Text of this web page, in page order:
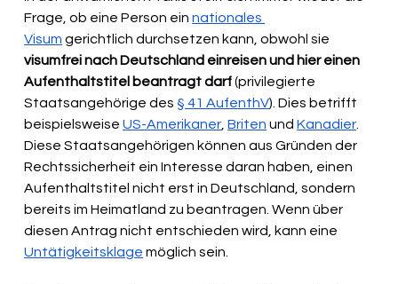
Frage, ob eine Person ein nationales
Visum gerichtlich durchsetzen kann, obwohl sie
visumfrei nach Deutschland einreisen und hier einen
Aufenthaltstitel beantragt darf (privilegierte
Staatsangehörige des § 41 AufenthV). Dies betrifft
beispielsweise US-Amerikaner , Briten und Kanadier
Diese Staatsangehörigen können aus Gründen der
Rechtssicherheit ein Interesse daran haben, einen
Aufenthaltstitel nicht erst in Deutschland, sondern
bereits im Heimatland zu beantragen. Wenn über
diesen Antrag nicht entschieden wird, kann eine
Untätigkeitsklage möglich sein.